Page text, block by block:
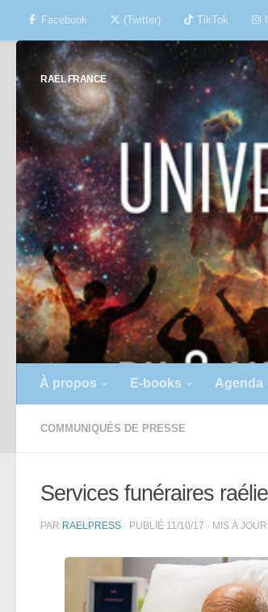
Skip to content
Facebook (Twitter) TikTok
RAËL FRANCE
À propos E-books Agenda
COMMUNIQUÉS DE PRESSE
Services funéraires
PAR RAELPRESS · PUBLIÉ 11/10/17 · MIS À JOUR